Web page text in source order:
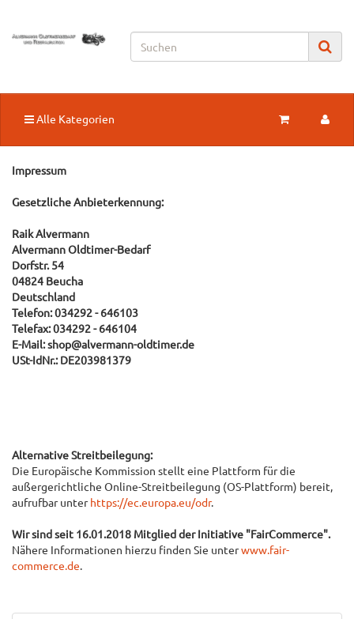
Alle Kategorien
Impressum
Gesetzliche Anbieterkennung:
Raik Alvermann
Alvermann Oldtimer-Bedarf
Dorfstr. 54
04824 Beucha
Deutschland
Telefon: 034292 - 646103
Telefax: 034292 - 646104
E-Mail:shop@alvermann-oldtimer.de
USt-IdNr.: DE203981379
Alternative Streitbeilegung:
Die Europäische Kommission stellt eine Plattform für die
außergerichtliche Online-Streitbeilegung (OS-Plattform) bereit,
aufrufbar unterhttps://ec.europa.eu/odr.
Wir sind seit 16.01.2018 Mitglied der Initiative "FairCommerce".
Nähere Informationen hierzu finden Sie unterwww.fair-
commerce.de.